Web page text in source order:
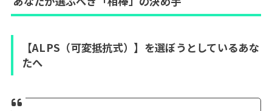
【ALPS（可変抵抗式）】を選ぼうとしているあな
たへ